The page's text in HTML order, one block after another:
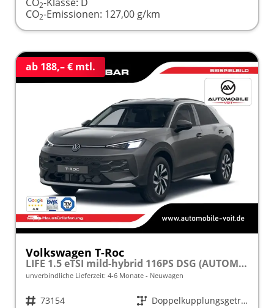
2
CO2-Emissionen: 127,00 g/km
ab 188,– € mtl.
Volkswagen T-Roc
LIFE 1.5 eTSI mild-hybrid 116PS DSG (AUTOMATIK), 16" Alufelgen, ACC Tempomat, Climatronic, Rückfahrkamera, Parksensoren vorne/hinten, Radio 12,9" + Wireless App-Connect, Toter-Winkel-Warner, M-Lederlenkrad, Armlehne vorn, LED-Scheinwerfer, Dachreling
unverbindliche Lieferzeit: 4-6 Monate Neuwagen
Fahrzeugnr. 73154 Getriebe
Doppelkupplungsgetriebe (DSG)